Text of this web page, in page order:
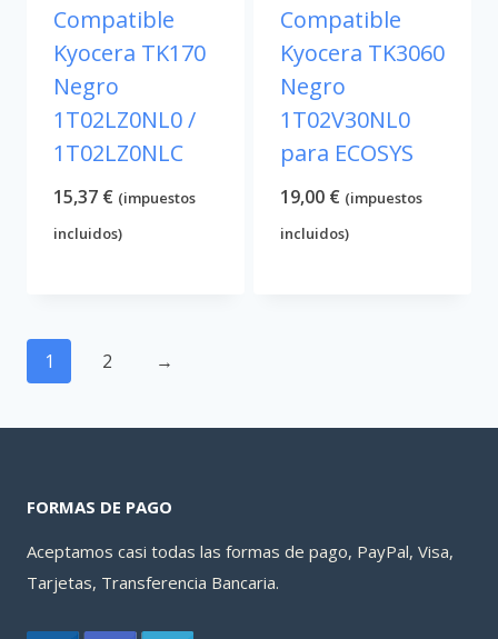
Compatible
Kyocera TK170
Negro
1T02LZ0NL0 /
1T02LZ0NLC
15,37 € (impuestos
incluidos)
Compatible
Kyocera TK3060
Negro
1T02V30NL0
para ECOSYS
19,00 € (impuestos
incluidos)
1 2 →
FORMAS DE PAGO
Aceptamos casi todas las formas de pago, PayPal, Visa,
Tarjetas, Transferencia Bancaria.